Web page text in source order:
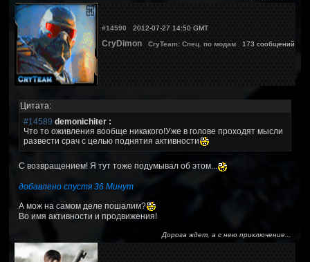
#14590 2012-07-27 14:50 GMT
CryDimon CryTeam: Спец. по модам 173 сообщений
Цитата:
#14589 demonichiter :
Что то оживления вообще никакого!Уже в голове проходят мысли
развести срач с целью поднятия активности
С возвращением! Я тут тоже подумывал об этом...
добавлено спустя 36 Минут
А мож на самом деле пошалим?
Во имя активности и продвижения!
Дорога ждет, а с нею приключение...